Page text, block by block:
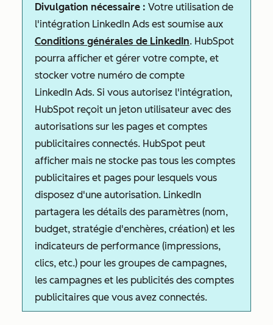
Divulgation nécessaire : Votre utilisation de
l'intégration LinkedIn Ads est soumise aux
Conditions générales de LinkedIn. HubSpot
pourra afficher et gérer votre compte, et
stocker votre numéro de compte
LinkedIn Ads. Si vous autorisez l'intégration,
HubSpot reçoit un jeton utilisateur avec des
autorisations sur les pages et comptes
publicitaires connectés. HubSpot peut
afficher mais ne stocke pas tous les comptes
publicitaires et pages pour lesquels vous
disposez d'une autorisation. LinkedIn
partagera les détails des paramètres (nom,
budget, stratégie d'enchères, création) et les
indicateurs de performance (impressions,
clics, etc.) pour les groupes de campagnes,
les campagnes et les publicités des comptes
publicitaires que vous avez connectés.